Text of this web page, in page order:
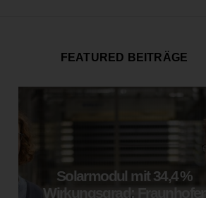
FEATURED BEITRÄGE
Solarmodul mit 34,4 %
Wirkungsgrad: Fraunhofer